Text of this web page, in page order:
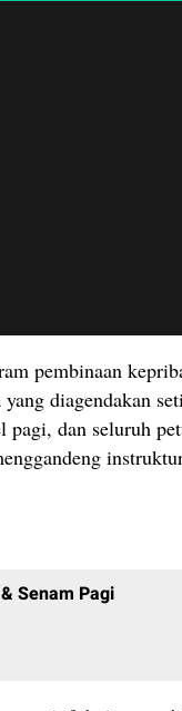
pembinaan
diagendakan
dan seluruh
Senam Pagi